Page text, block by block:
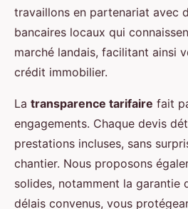
travaillons en partenariat avec
bancaires locaux qui
marché landais, facilitant ainsi
crédit immobilier.
La transparence tarifaire fait
engagements. Chaque devis
prestations incluses, sans
chantier. Nous proposons
solides, notamment la garantie
délais convenus, vous